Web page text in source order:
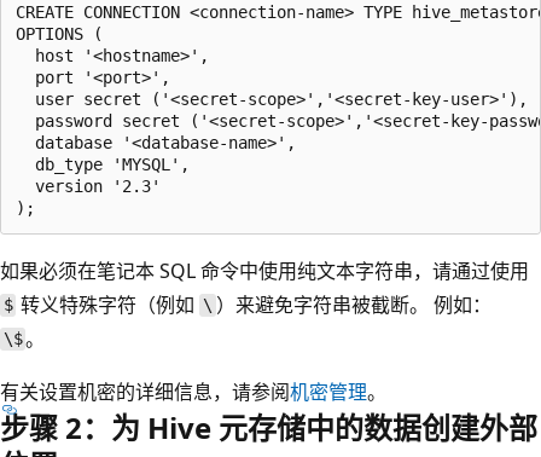
CREATE CONNECTION <connection-name> TYPE
OPTIONS (
  host '<hostname>',
  port '<port>',
  user secret ('<secret-scope>','<secret-key-user>'),
password secret ('<secret-scope>','<secret-key-
  database '<database-name>',
  db_type 'MYSQL',
  version '2.3'
如果必须在笔记本 SQL 命令中使用纯文本字符串，请通过使用
$ 转义特殊字符（例如 \ ）来避免字符串被截断。 例如：
\$。
有关设置机密的详细信息，请参阅机密管理。
步骤 2：为 Hive 元存储中的数据创建外部